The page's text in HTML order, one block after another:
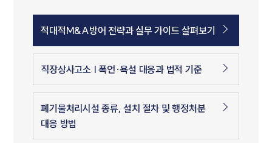
적대적M&A방어 전략과 실무 가이드 살펴보기
직장상사고소 | 폭언·욕설 대응과 법적 기준
폐기물처리시설 종류, 설치 절차 및 행정처분
대응 방법